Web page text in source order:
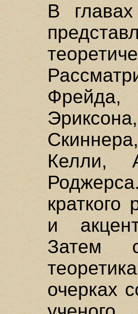
В
Келли,
краткого
и
Затем
очерках